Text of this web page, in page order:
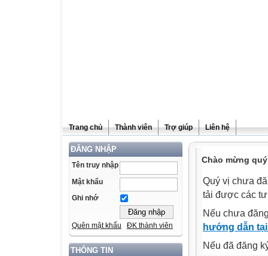
Trang chủ Thành viên Trợ giúp Liên hệ
ĐĂNG NHẬP
Tên truy nhập
Mật khẩu
Ghi nhớ
Quên mật khẩu ĐK thành viên
THÔNG TIN
Chào mừng
Quý vị chưa
tải được các
Nếu chưa
hướng dẫn
Nếu đã đăng